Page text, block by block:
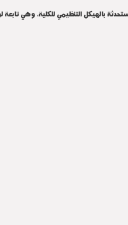
بالهيكل التنظيمي للكلية، وهي